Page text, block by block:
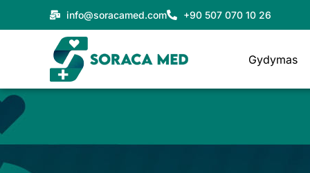
prie
info@soracamed.com +90 507 070 10 26
Gydymas